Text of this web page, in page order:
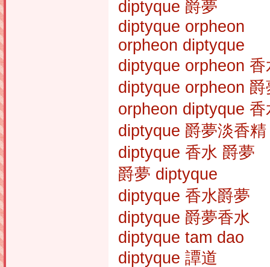
diptyque 爵夢
diptyque orpheon
orpheon diptyque
diptyque orpheon 香
diptyque orpheon 爵
orpheon diptyque 香
diptyque 爵夢淡香精
diptyque 香水 爵夢
爵夢 diptyque
diptyque 香水爵夢
diptyque 爵夢香水
diptyque tam dao
diptyque 譚道